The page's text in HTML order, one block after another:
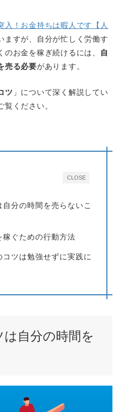
入！お金持ちは暇人です【人
ますが、自分が忙しく労働す
お金を稼ぎ続けるには、
自
売る必要があります。
ツ 」について深く解説してい
覧ください。
CLOSE
分の時間を売らないこ
稼ぐための行動方法
ツは勉強せずに実践に
自分の時間を